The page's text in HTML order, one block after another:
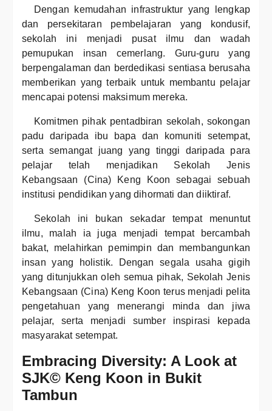
Dengan kemudahan infrastruktur yang lengkap
dan persekitaran pembelajaran yang kondusif,
sekolah ini menjadi pusat ilmu dan wadah
pemupukan insan cemerlang. Guru-guru yang
berpengalaman dan berdedikasi sentiasa berusaha
memberikan yang terbaik untuk membantu pelajar
mencapai potensi maksimum mereka.
Komitmen pihak pentadbiran sekolah, sokongan
padu daripada ibu bapa dan komuniti setempat,
serta semangat juang yang tinggi daripada para
pelajar telah menjadikan Sekolah Jenis
Kebangsaan (Cina) Keng Koon sebagai sebuah
institusi pendidikan yang dihormati dan diiktiraf.
Sekolah ini bukan sekadar tempat menuntut
ilmu, malah ia juga menjadi tempat bercambah
bakat, melahirkan pemimpin dan membangunkan
insan yang holistik. Dengan segala usaha gigih
yang ditunjukkan oleh semua pihak, Sekolah Jenis
Kebangsaan (Cina) Keng Koon terus menjadi pelita
pengetahuan yang menerangi minda dan jiwa
pelajar, serta menjadi sumber inspirasi kepada
masyarakat setempat.
Embracing Diversity: A Look at
SJK© Keng Koon in Bukit
Tambun